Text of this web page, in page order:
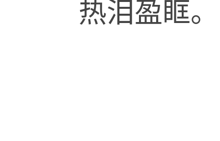
热泪盈眶。